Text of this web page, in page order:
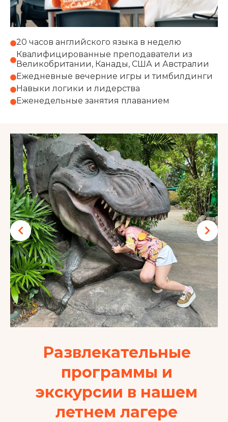
20 часов английского языка в неделю
Квалифицированные преподаватели из
Великобритании, Канады, США и Австралии
Ежедневные вечерние игры и тимбилдинги
Навыки логики и лидерства
Еженедельные занятия плаванием
Развлекательные
программы и
экскурсии в нашем
летнем лагере